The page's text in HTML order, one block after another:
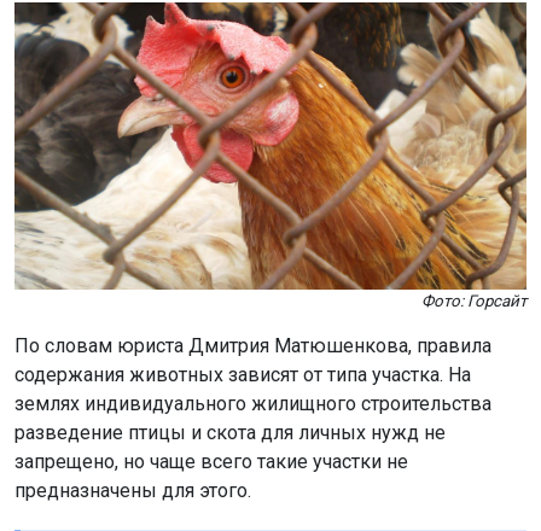
Фото: Горсайт
По словам юриста Дмитрия Матюшенкова, правила
содержания животных зависят от типа участка. На
землях индивидуального жилищного строительства
разведение птицы и скота для личных нужд не
запрещено, но чаще всего такие участки не
предназначены для этого.